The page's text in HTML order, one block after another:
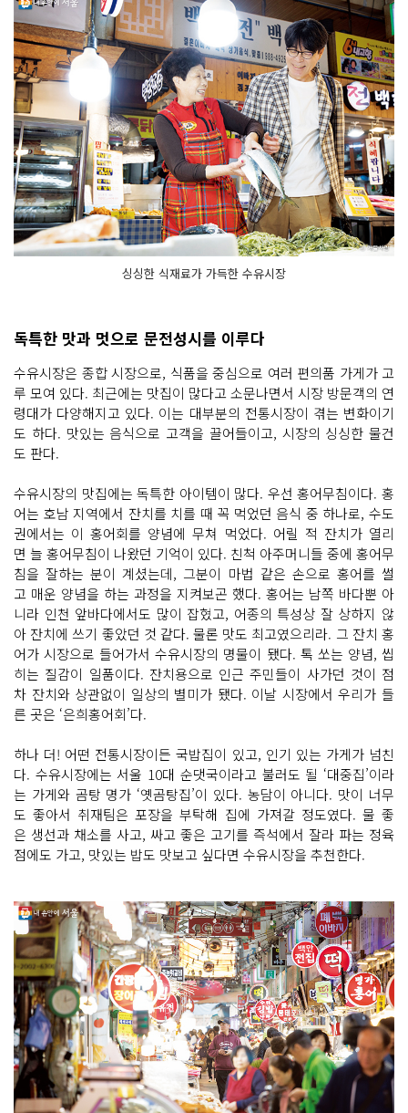
싱싱한 식재료가 가득한 수유시장
독특한 맛과 멋으로 문전성시를 이루다
수유시장은 종합 시장으로, 식품을 중심으로 여러 편의품 가게가 고
루 모여 있다. 최근에는 맛집이 많다고 소문나면서 시장 방문객의 연
령대가 다양해지고 있다. 이는 대부분의 전통시장이 겪는 변화이기
도 하다. 맛있는 음식으로 고객을 끌어들이고, 시장의 싱싱한 물건
도 판다.
수유시장의 맛집에는 독특한 아이템이 많다. 우선 홍어무침이다. 홍
어는 호남 지역에서 잔치를 치를 때 꼭 먹었던 음식 중 하나로, 수도
권에서는 이 홍어회를 양념에 무쳐 먹었다. 어릴 적 잔치가 열리
면 늘 홍어무침이 나왔던 기억이 있다. 친척 아주머니들 중에 홍어무
침을 잘하는 분이 계셨는데, 그분이 마법 같은 손으로 홍어를 썰
고 매운 양념을 하는 과정을 지켜보곤 했다. 홍어는 남쪽 바다뿐 아
니라 인천 앞바다에서도 많이 잡혔고, 어종의 특성상 잘 상하지 않
아 잔치에 쓰기 좋았던 것 같다. 물론 맛도 최고였으리라. 그 잔치 홍
어가 시장으로 들어가서 수유시장의 명물이 됐다. 톡 쏘는 양념, 씹
히는 질감이 일품이다. 잔치용으로 인근 주민들이 사가던 것이 점
차 잔치와 상관없이 일상의 별미가 됐다. 이날 시장에서 우리가 들
른 곳은 ‘은희홍어회’다.
하나 더! 어떤 전통시장이든 국밥집이 있고, 인기 있는 가게가 넘친
다. 수유시장에는 서울 10대 순댓국이라고 불러도 될 ‘대중집’이라
는 가게와 곰탕 명가 ‘옛곰탕집’이 있다. 농담이 아니다. 맛이 너무
도 좋아서 취재팀은 포장을 부탁해 집에 가져갈 정도였다. 물 좋
은 생선과 채소를 사고, 싸고 좋은 고기를 즉석에서 잘라 파는 정육
점에도 가고, 맛있는 밥도 맛보고 싶다면 수유시장을 추천한다.